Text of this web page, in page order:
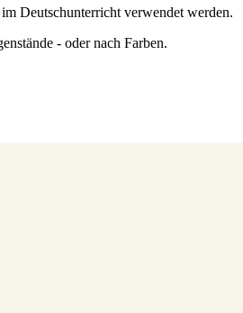
Deutschunterricht verwendet werden.
- oder nach Farben.